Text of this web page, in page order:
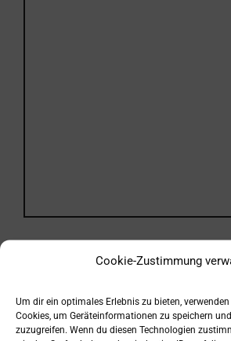
Cookie-Zustimmung
Um dir ein optimales Erlebnis zu bieten,
Cookies, um Geräteinformationen zu speichern
zuzugreifen. Wenn du diesen Technologien
Einnahme